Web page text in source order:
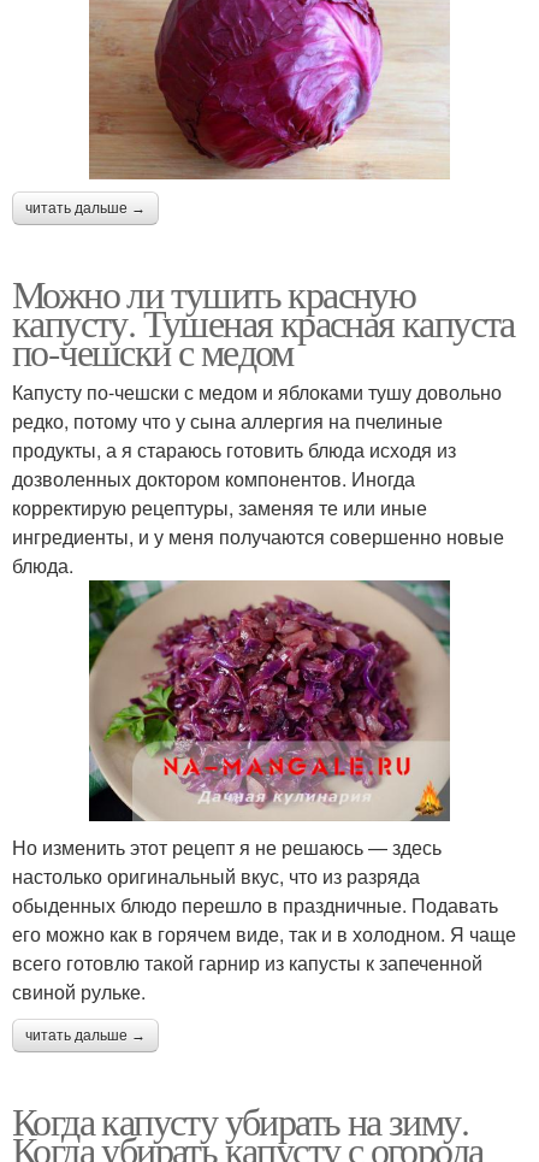
читать дальше →
Можно ли тушить красную
капусту. Тушеная красная капуста
по-чешски с медом
Капусту по-чешски с медом и яблоками тушу довольно
редко, потому что у сына аллергия на пчелиные
продукты, а я стараюсь готовить блюда исходя из
дозволенных доктором компонентов. Иногда
корректирую рецептуры, заменяя те или иные
ингредиенты, и у меня получаются совершенно новые
блюда.
Но изменить этот рецепт я не решаюсь — здесь
настолько оригинальный вкус, что из разряда
обыденных блюдо перешло в праздничные. Подавать
его можно как в горячем виде, так и в холодном. Я чаще
всего готовлю такой гарнир из капусты к запеченной
свиной рульке.
читать дальше →
Когда капусту убирать на зиму.
Когда убирать капусту с огорода